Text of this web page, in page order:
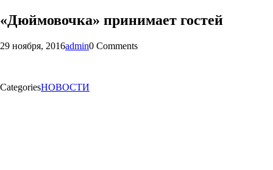
«Дюймовочка» принимает гостей
29 ноября, 2016admin0 Comments
CategoriesНОВОСТИ